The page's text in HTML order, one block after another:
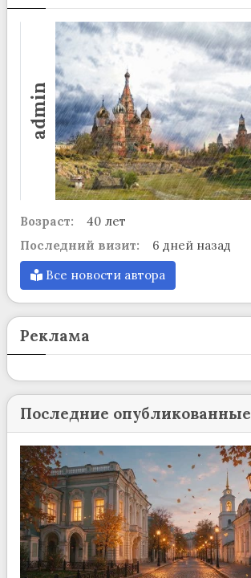
admin
Возраст:
40 лет
Последний визит:
6 дней назад
Все новости автора
Реклама
Последние опубликованные